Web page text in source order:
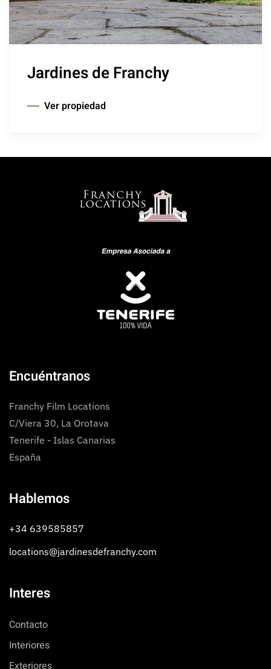
Jardines de Franchy
Ver propiedad
Encuéntranos
Franchy Film Locations
C/Viera 30, La Orotava
Tenerife - Islas Canarias
España
Hablemos
+34 639585857
locations@jardinesdefranchy.com
Interes
Contacto
Interiores
Exteriores